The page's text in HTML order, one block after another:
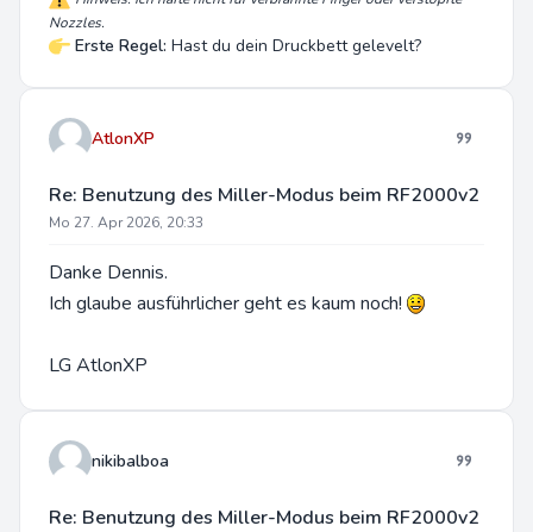
Nozzles.
Erste Regel: Hast du dein Druckbett gelevelt?
AtlonXP
Re: Benutzung des Miller-Modus beim RF2000v2
Mo 27. Apr 2026, 20:33
Danke Dennis.
Ich glaube ausführlicher geht es kaum noch!
LG AtlonXP
nikibalboa
Re: Benutzung des Miller-Modus beim RF2000v2